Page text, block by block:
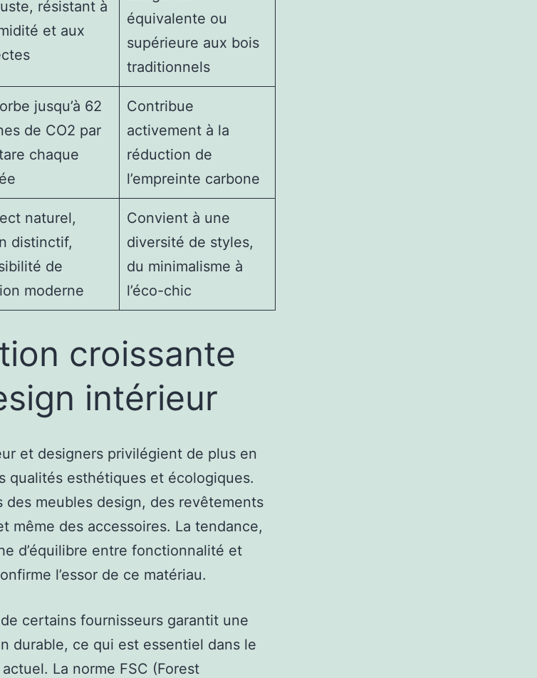
résistant à
et aux
équivalente ou
supérieure aux bois
traditionnels
jusqu’à 62
de CO2 par
chaque
Contribue
activement à la
réduction de
l’empreinte carbone
naturel,
distinctif,
de
moderne
Convient à une
diversité de styles,
du minimalisme à
l’éco-chic
croissante
intérieur
et designers privilégient de plus en
qualités esthétiques et écologiques.
des meubles design, des revêtements
même des accessoires. La tendance,
d’équilibre entre fonctionnalité et
l’essor de ce matériau.
certains fournisseurs garantit une
durable, ce qui est essentiel dans le
La norme FSC (Forest